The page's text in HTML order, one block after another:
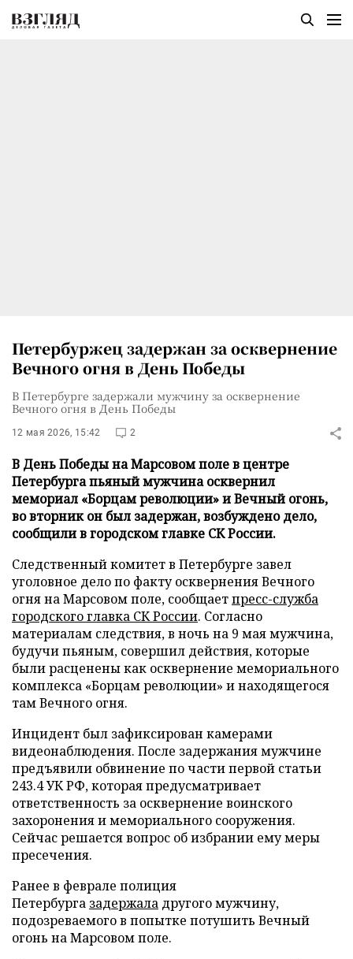
Петербуржец задержан за осквернение
Вечного огня в День Победы
В Петербурге задержали мужчину за осквернение
Вечного огня в День Победы
12 мая 2026, 15:42 2
В День Победы на Марсовом поле в центре
Петербурга пьяный мужчина осквернил
мемориал «Борцам революции» и Вечный огонь,
во вторник он был задержан, возбуждено дело,
сообщили в городском главке СК России.
Следственный комитет в Петербурге завел
уголовное дело по факту осквернения Вечного
огня на Марсовом поле, сообщаетпресс-служба
городского главка СК России. Согласно
материалам следствия, в ночь на 9 мая мужчина,
будучи пьяным, совершил действия, которые
были расценены как осквернение мемориального
комплекса «Борцам революции» и находящегося
там Вечного огня.
Инцидент был зафиксирован камерами
видеонаблюдения. После задержания мужчине
предъявили обвинение по части первой статьи
243.4 УК РФ, которая предусматривает
ответственность за осквернение воинского
захоронения и мемориального сооружения.
Сейчас решается вопрос об избрании ему меры
пресечения.
Ранее в феврале полиция
Петербурга задержала другого мужчину,
подозреваемого в попытке потушить Вечный
огонь на Марсовом поле.